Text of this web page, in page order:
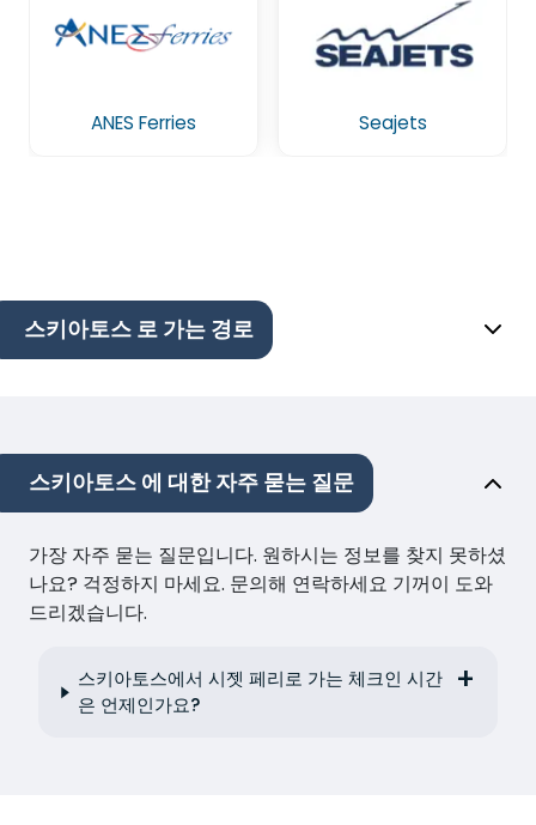
ANES Ferries Seajets
스키아토스 로 가는 경로
스키아토스 에 대한 자주 묻는 질문
가장 자주 묻는 질문입니다. 원하시는 정보를 찾지 못하셨
나요? 걱정하지 마세요. 문의해 연락하세요 기꺼이 도와
드리겠습니다.
스키아토스에서 시젯 페리로 가는 체크인 시간
은 언제인가요?